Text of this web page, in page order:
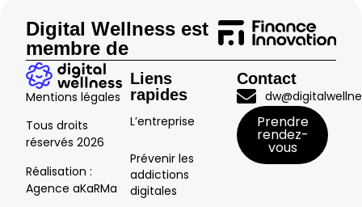
Digital Wellness est
membre de
Mentions légales
Tous droits
réservés 2026
Réalisation :
Agence aKaRMa
Liens
rapides
L’entreprise
Prévenir les
addictions
digitales
Contact
Prendre
rendez-
vous